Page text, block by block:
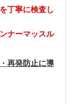
丁寧に検査し
ナーマッスル
再発防止に導